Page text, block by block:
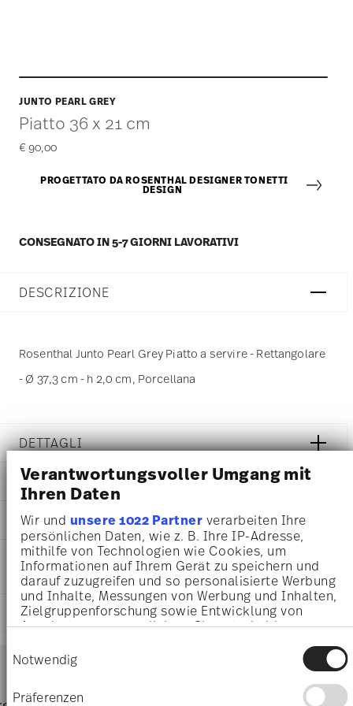
Verantwortungsvoller Umgang mit
Ihren Daten
Wir und unsere 1022 Partnerverarbeiten Ihre
persönlichen Daten, wie z. B. Ihre IP-Adresse,
mithilfe von Technologien wie Cookies, um
Informationen auf Ihrem Gerät zu speichern und
darauf zuzugreifen und so personalisierte Werbung
und Inhalte, Messungen von Werbung und Inhalten,
Zielgruppenforschung sowie Entwicklung von
Angeboten zu ermöglichen. Sie entscheiden
Sie können Ihre Einwilligung jederzeit über die
Cookie-Erklärung oder durch Klicken auf das
Privacy Trigger Symbol ändern oder widerrufen
Notwendig
Präferenzen
JUNTO PEARL GREY
Piatto 36 x 21 cm
€ 90,00
PROGETTATO DA ROSENTHAL DESIGNER TONETTI
DESIGN
CONSEGNATO IN 5-7 GIORNI LAVORATIVI
DESCRIZIONE
Rosenthal Junto Pearl Grey Piatto a servire - Rettangolare
- Ø 37,3 cm - h 2,0 cm, Porcellana
DETTAGLI
Rosenthal
Junto
Pearl Grey
Porcellana
Pearl Grey
10540-405201-12439
4012438543451
DE
2019
Rettangolare
DIMENSIONI
36,50 cm
20,70 cm
2,00 cm
1,06 kg
0,00 cm
280 gr
1,34 kg
AWARD WINNER
German Design Award 2018
Year: 2018
Issued by: Rat für Formgebung | Frankfurt am Main |
Germany
INFORMAZIONI SU CURA E
SICUREZZA
Resistente al lavaggio in
Adatto al forno microonde
SPEDIZIONE E RESI
Footer
Services